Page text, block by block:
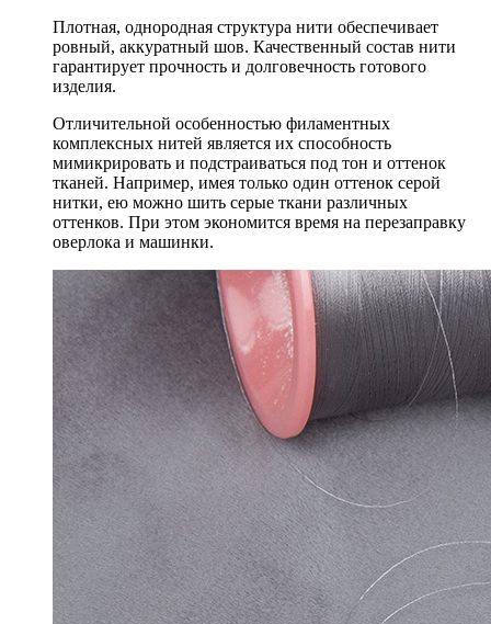
Плотная, однородная структура нити обеспечивает
ровный, аккуратный шов. Качественный состав нити
гарантирует прочность и долговечность готового
изделия.
Отличительной особенностью филаментных
комплексных нитей является их способность
мимикрировать и подстраиваться под тон и оттенок
тканей. Например, имея только один оттенок серой
нитки, ею можно шить серые ткани различных
оттенков. При этом экономится время на перезаправку
оверлока и машинки.